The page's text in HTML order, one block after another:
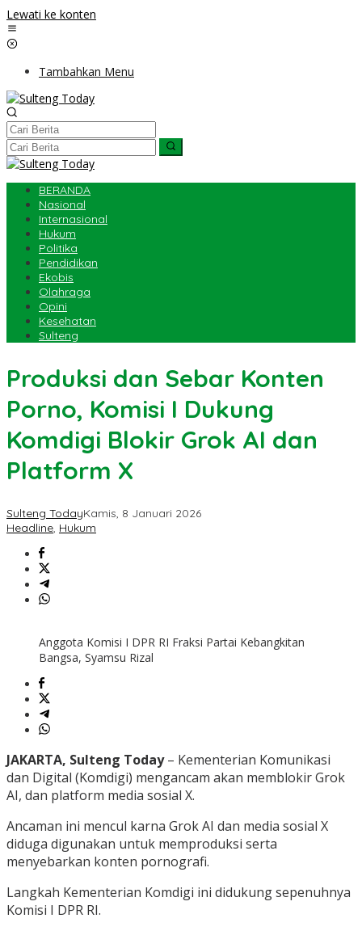
Lewati ke konten
Tambahkan Menu
BERANDA
Nasional
Internasional
Hukum
Politika
Pendidikan
Ekobis
Olahraga
Opini
Kesehatan
Sulteng
Produksi dan Sebar Konten
Porno, Komisi I Dukung
Komdigi Blokir Grok AI dan
Platform X
Sulteng TodayKamis, 8 Januari 2026
Headline, Hukum
Anggota Komisi I DPR RI Fraksi Partai Kebangkitan
Bangsa, Syamsu Rizal
JAKARTA, Sulteng Today– Kementerian Komunikasi
dan Digital (Komdigi) mengancam akan memblokir Grok
AI, dan platform media sosial X.
Ancaman ini mencul karna Grok AI dan media sosial X
diduga digunakan untuk memproduksi serta
menyebarkan konten pornografi.
Langkah Kementerian Komdigi ini didukung sepenuhnya
Komisi I DPR RI.